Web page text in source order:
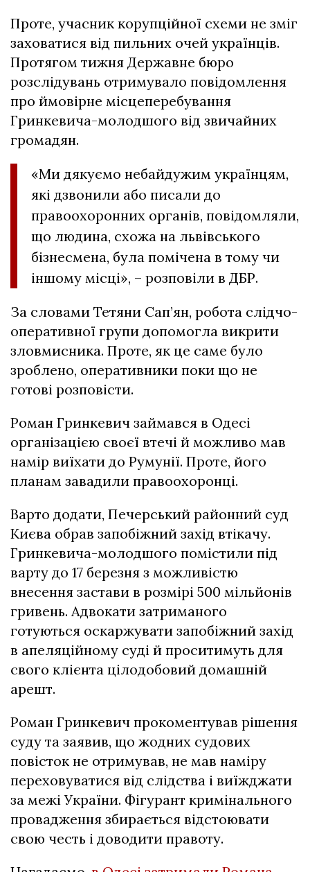
Проте, учасник корупційної схеми не зміг
заховатися від пильних очей українців.
Протягом тижня Державне бюро
розслідувань отримувало повідомлення
про ймовірне місцеперебування
Гринкевича-молодшого від звичайних
громадян.
«Ми дякуємо небайдужим українцям,
які дзвонили або писали до
правоохоронних органів, повідомляли,
що людина, схожа на львівського
бізнесмена, була помічена в тому чи
іншому місці», – розповіли в ДБР.
За словами Тетяни Сап’ян, робота слідчо-
оперативної групи допомогла викрити
зловмисника. Проте, як це саме було
зроблено, оперативники поки що не
готові розповісти.
Роман Гринкевич займався в Одесі
організацією своєї втечі й можливо мав
намір виїхати до Румунії. Проте, його
планам завадили правоохоронці.
Варто додати, Печерський районний суд
Києва обрав запобіжний захід втікачу.
Гринкевича-молодшого помістили під
варту до 17 березня з можливістю
внесення застави в розмірі 500 мільйонів
гривень. Адвокати затриманого
готуються оскаржувати запобіжний захід
в апеляційному суді й проситимуть для
свого клієнта цілодобовий домашній
арешт.
Роман Гринкевич прокоментував рішення
суду та заявив, що жодних судових
повісток не отримував, не мав наміру
переховуватися від слідства і виїжджати
за межі України. Фігурант кримінального
провадження збирається відстоювати
свою честь і доводити правоту.